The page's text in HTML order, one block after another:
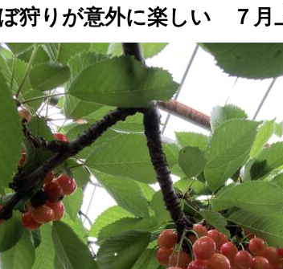
狩りが意外に楽しい ７月